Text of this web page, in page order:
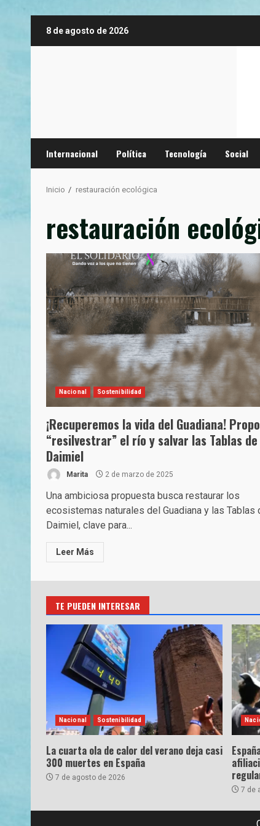
8 de agosto de 2026
Internacional Política Tecnología Social
Inicio restauración ecológica
restauración
Nacional Sostenibilidad
¡Recuperemos la vida del Guadiana!
“resilvestrar” el río y salvar las Tablas de
Daimiel
Marita 2 de marzo de 2025
Una ambiciosa propuesta busca restaurar los
ecosistemas naturales del Guadiana y las Tablas
Daimiel, clave para...
Leer Más
TE PUEDEN INTERESAR
Nacional Sostenibilidad
La cuarta ola de calor del verano deja casi
300 muertes en España
7 de agosto de 2026
7 de